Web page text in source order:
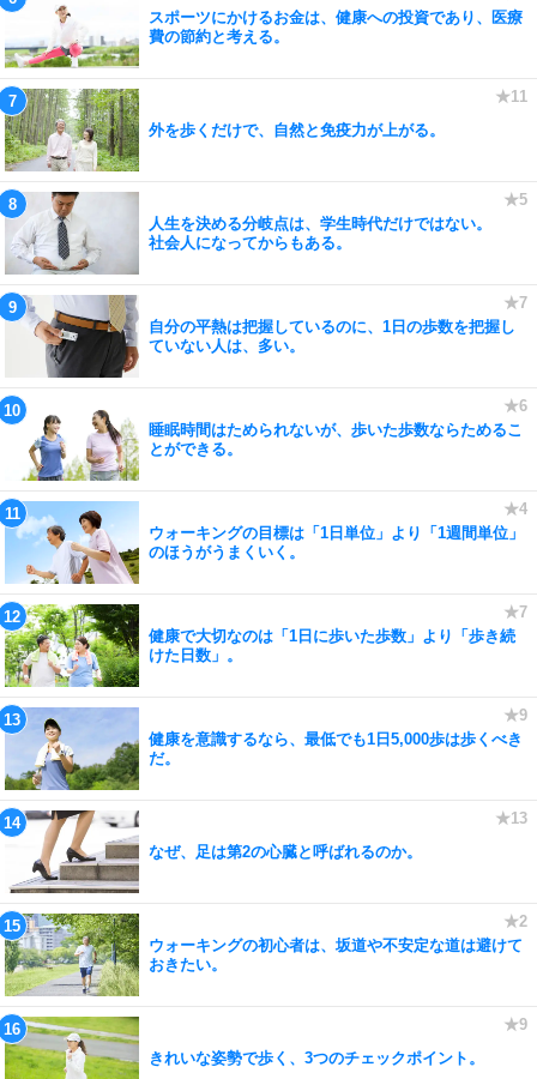
スポーツにかけるお金は、健康への投資であり、医療
費の節約と考える。
外を歩くだけで、自然と免疫力が上がる。
人生を決める分岐点は、学生時代だけではない。
社会人になってからもある。
自分の平熱は把握しているのに、1日の歩数を把握し
ていない人は、多い。
睡眠時間はためられないが、歩いた歩数ならためるこ
とができる。
ウォーキングの目標は「1日単位」より「1週間単位」
のほうがうまくいく。
健康で大切なのは「1日に歩いた歩数」より「歩き続
けた日数」。
健康を意識するなら、最低でも1日5,000歩は歩くべき
だ。
なぜ、足は第2の心臓と呼ばれるのか。
ウォーキングの初心者は、坂道や不安定な道は避けて
おきたい。
きれいな姿勢で歩く、3つのチェックポイント。